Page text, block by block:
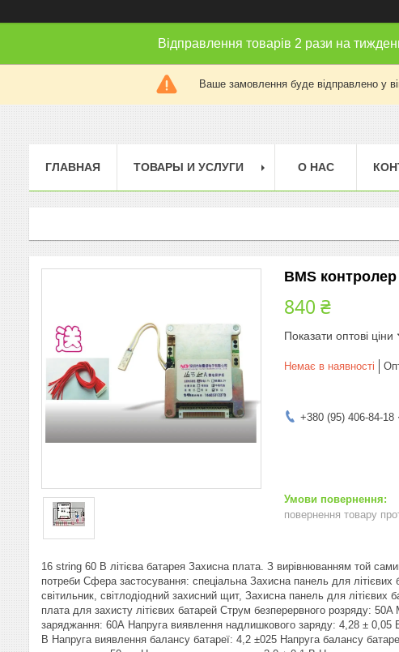
Відправлення товарів 2 рази на
Ваше замовлення буде відправлено у
ГЛАВНАЯ ТОВАРЫ И УСЛУГИ О НАС
BMS
840 ₴
Показати оптові ціни
Немає в наявності
+380 (95) 406-84-18
повернення товару
16 string 60 В літієва батарея Захисна плата. З вирівнюванням той
потреби Сфера застосування: спеціальна Захисна панель для
світильник, світлодіодний захисний щит, Захисна панель для
плата для захисту літієвих батарей Струм безперервного розряду:
заряджання: 60А Напруга виявлення надлишкового заряду: 4,28 ±
В Напруга виявлення балансу батареї: 4,2 ±025 Напруга балансу